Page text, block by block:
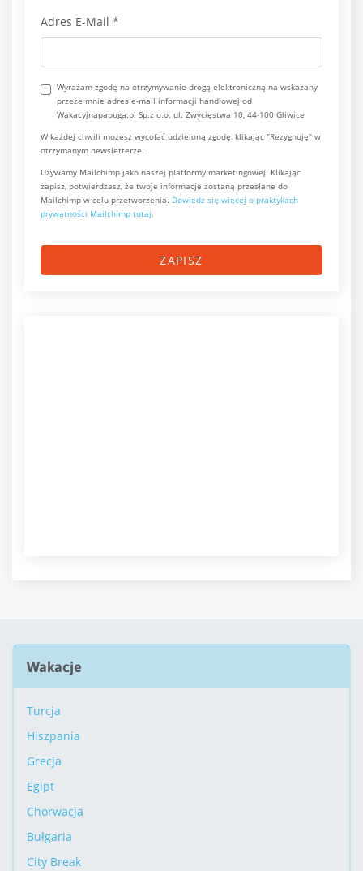
Adres E-Mail *
Wyrażam zgodę na otrzymywanie drogą elektroniczną na wskazany
przeze mnie adres e-mail informacji handlowej od
Wakacyjnapapuga.pl Sp.z o.o. ul. Zwycięstwa 10, 44-100 Gliwice
W każdej chwili możesz wycofać udzieloną zgodę, klikając "Rezygnuję" w
otrzymanym newsletterze.
Używamy Mailchimp jako naszej platformy marketingowej. Klikając
zapisz, potwierdzasz, że twoje informacje zostaną przesłane do
Mailchimp w celu przetworzenia. Dowiedz się więcej o praktykach
prywatności Mailchimp tutaj.
ZAPISZ
Wakacje
Turcja
Hiszpania
Grecja
Egipt
Chorwacja
Bułgaria
City Break